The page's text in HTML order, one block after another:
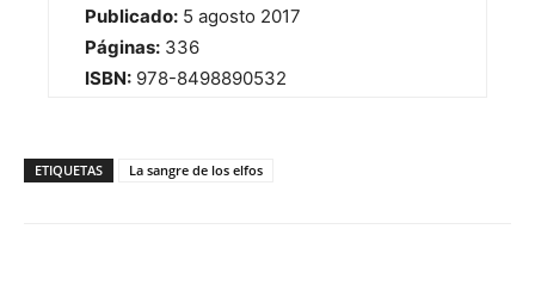
Publicado: 5 agosto 2017
Páginas: 336
ISBN: 978-8498890532
ETIQUETAS La sangre de los elfos